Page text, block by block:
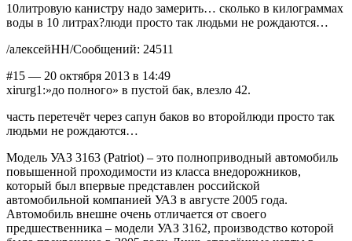
10литровую канистру надо замерить… сколько в килограммах
воды в 10 литрах?люди просто так людьми не рождаются…
/алексейНН/Сообщений: 24511
#15 — 20 октября 2013 в 14:49
xirurg1:»до полного» в пустой бак, влезло 42.
часть перетечёт через сапун баков во второйлюди просто так
людьми не рождаются…
Модель УАЗ 3163 (Patriot) – это полноприводный автомобиль
повышенной проходимости из класса внедорожников,
который был впервые представлен российской
автомобильной компанией УАЗ в августе 2005 года.
Автомобиль внешне очень отличается от своего
предшественника – модели УАЗ 3162, производство которой